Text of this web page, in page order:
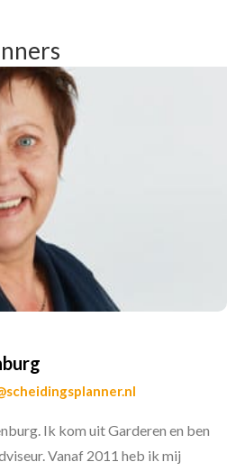
Ik kom uit Garderen en ben
Vanaf 2011 heb ik mij